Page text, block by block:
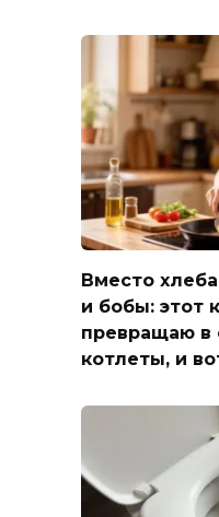
Вместо
и бобы: этот
превращаю в
котлеты, и